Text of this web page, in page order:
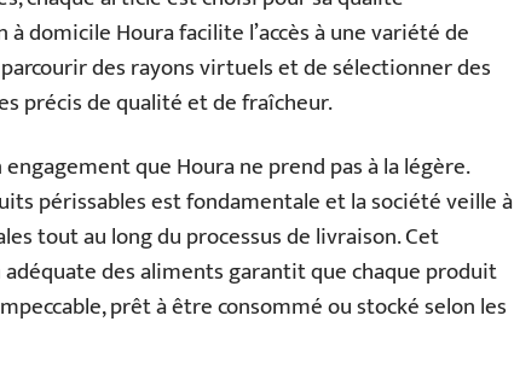
domicile Houra facilite l’accès à une variété de
des rayons virtuels et de sélectionner des
précis de qualité et de fraîcheur.
que Houra ne prend pas à la légère.
périssables est fondamentale et la société veille à
tout au long du processus de livraison. Cet
des aliments garantit que chaque produit
prêt à être consommé ou stocké selon les